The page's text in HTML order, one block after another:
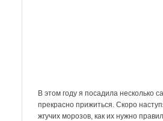
В этом году я посадила несколько
прекрасно прижиться. Скоро
жгучих морозов, как их нужно